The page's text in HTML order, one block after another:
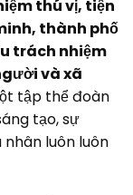
thú vị, tiện
thành phố
trách nhiệm
và xã
tập thể đoàn
tạo, sự
luôn luôn